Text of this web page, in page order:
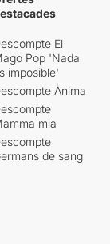
El
Pop 'Nada
imposible'
Ànima
mia
de sang